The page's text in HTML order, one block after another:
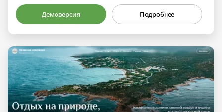
Демоверсия Подробнее